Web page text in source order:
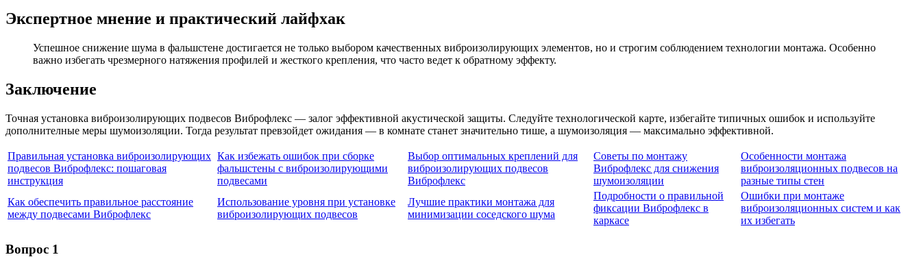
Экспертное мнение и практический лайфхак
Успешное снижение шума в фальшстене достигается не только выбором качественных виброизолирующих элементов, но и строгим соблюдением технологии монтажа. Особенно
важно избегать чрезмерного натяжения профилей и жесткого крепления, что часто ведет к обратному эффекту.
Заключение
Точная установка виброизолирующих подвесов Виброфлекс — залог эффективной акустической защиты. Следуйте технологической карте, избегайте типичных ошибок и используйте
дополнителные меры шумоизоляции. Тогда результат превзойдет ожидания — в комнате станет значительно тише, а шумоизоляция — максимально эффективной.
Правильная установка виброизолирующих
подвесов Виброфлекс: пошаговая
инструкция
Как избежать ошибок при сборке
фальшстены с виброизолирующими
подвесами
Выбор оптимальных креплений для
виброизолирующих подвесов
Виброфлекс
Советы по монтажу
Виброфлекс для снижения
шумоизоляции
Особенности монтажа
виброизоляционных подвесов на
разные типы стен
Как обеспечить правильное расстояние
между подвесами Виброфлекс
Использование уровня при установке
виброизолирующих подвесов
Лучшие практики монтажа для
минимизации соседского шума
Подробности о правильной
фиксации Виброфлекс в
каркасе
Ошибки при монтаже
виброизоляционных систем и как
их избегать
Вопрос 1